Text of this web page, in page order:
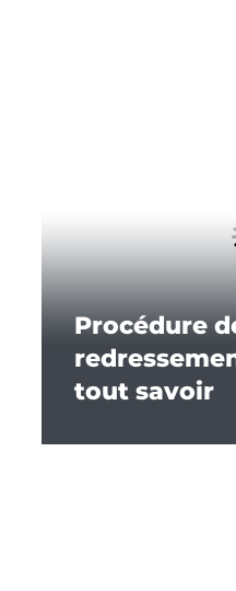
Procédure
tout savoir